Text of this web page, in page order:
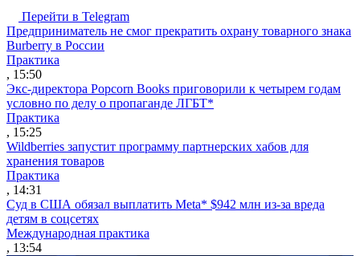
Перейти в Telegram
Предприниматель не смог прекратить охрану товарного знака
Burberry в России
Практика
, 15:50
Экс-директора Popcorn Books приговорили к четырем годам
условно по делу о пропаганде ЛГБТ*
Практика
, 15:25
Wildberries запустит программу партнерских хабов для
хранения товаров
Практика
, 14:31
Суд в США обязал выплатить Meta* $942 млн из-за вреда
детям в соцсетях
Международная практика
, 13:54